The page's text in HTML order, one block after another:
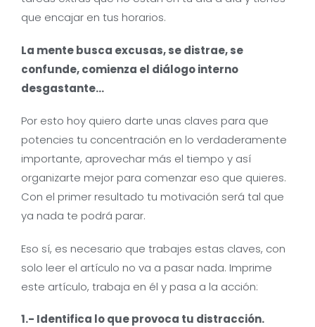
que encajar en tus horarios.
La mente busca excusas, se distrae, se
confunde, comienza el diálogo interno
desgastante…
Por esto hoy quiero darte unas claves para que
potencies tu concentración en lo verdaderamente
importante, aprovechar más el tiempo y así
organizarte mejor para comenzar eso que quieres.
Con el primer resultado tu motivación será tal que
ya nada te podrá parar.
Eso sí, es necesario que trabajes estas claves, con
solo leer el artículo no va a pasar nada. Imprime
este artículo, trabaja en él y pasa a la acción:
1.- Identifica lo que provoca tu distracción.